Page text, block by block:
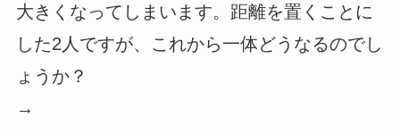
大きくなってしまいます。距離を置くことに
した2人ですが、これから一体どうなるのでし
ょうか？
→